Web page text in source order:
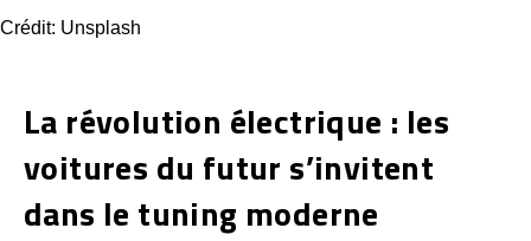
Crédit: Unsplash
La révolution électrique : les
voitures du futur s’invitent
dans le tuning moderne